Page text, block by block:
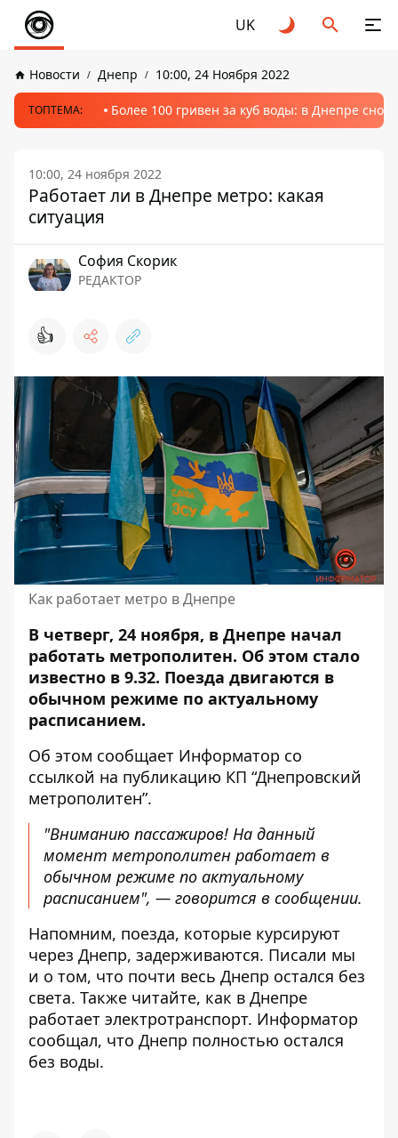
UK
Новости Днепр 10:00, 24 Ноября 2022
ТОПТЕМА: Более 100 гривен за куб воды: в Днепре
10:00, 24 ноября 2022
Работает ли в Днепре метро: какая
ситуация
София Скорик
РЕДАКТОР
👍
Как работает метро в Днепре
В четверг, 24 ноября, в Днепре начал
работать метрополитен. Об этом стало
известно в 9.32. Поезда двигаются в
обычном режиме по актуальному
расписанием.
Об этом сообщает Информатор со
ссылкой на публикацию КП “Днепровский
метрополитен”.
"Вниманию пассажиров! На данный
момент метрополитен работает в
обычном режиме по актуальному
расписанием", — говорится в сообщении.
Напомним, поезда, которые курсируют
через Днепр, задерживаются. Писали мы
и о том, что почти весь Днепр остался без
света. Также читайте, как в Днепре
работает электротранспорт. Информатор
сообщал, что Днепр полностью остался
без воды.